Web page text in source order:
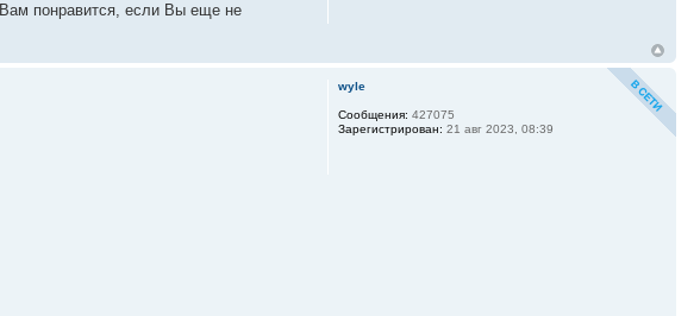
Вам понравится, если Вы еще не
wyle
Сообщения: 427075
Зарегистрирован: 21 авг 2023, 08:39